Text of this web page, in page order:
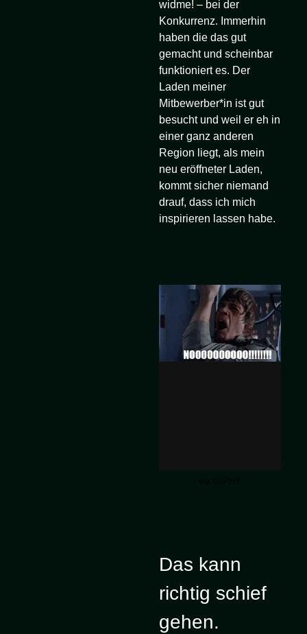
widme! – bei der
Konkurrenz. Immerhin
haben die das gut
gemacht und scheinbar
funktioniert es. Der
Laden meiner
Mitbewerber*in ist gut
besucht und weil er eh in
einer ganz anderen
Region liegt, als mein
neu eröffneter Laden,
kommt sicher niemand
drauf, dass ich mich
inspirieren lassen habe.
Das kann
richtig schief
gehen.